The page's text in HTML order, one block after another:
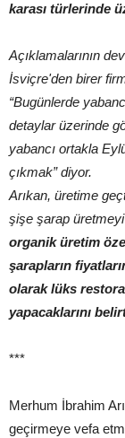
karası türlerinde
Açıklamalarının
İsviçre'den birer
“Bugünlerde
detaylar üzerinde
yabancı ortakla
çıkmak” diyor.
Arıkan, üretime
şişe şarap
organik üretim
şarapların
olarak lüks
yapacaklarını
***
Merhum İbrahim
geçirmeye vefa